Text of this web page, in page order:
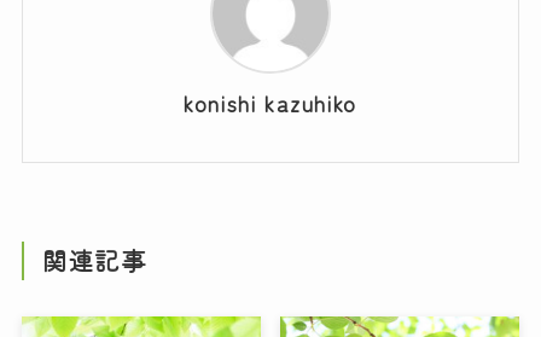
konishi kazuhiko
関連記事